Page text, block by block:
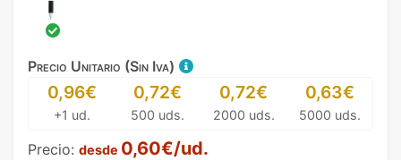
Precio Unitario (Sin Iva)
0,96€
+1 ud.
0,72€
500 uds.
0,72€
2000 uds.
0,63€
5000 uds.
Precio: desde 0,60€/ud.